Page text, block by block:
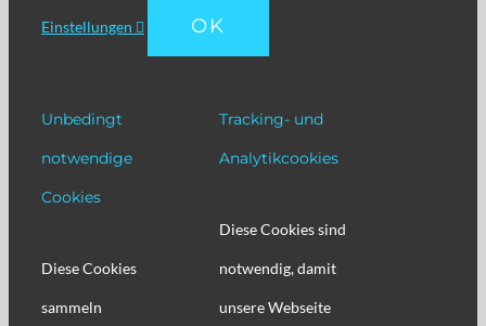
Einstellungen OK
Unbedingt
notwendige
Cookies
Diese Cookies
sammeln
Tracking- und
Analytikcookies
Diese Cookies sind
notwendig, damit
unsere Webseite